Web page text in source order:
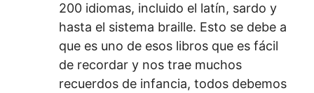
200 idiomas, incluido el latín, sardo y
hasta el sistema braille. Esto se debe a
que es uno de esos libros que es fácil
de recordar y nos trae muchos
recuerdos de infancia, todos debemos